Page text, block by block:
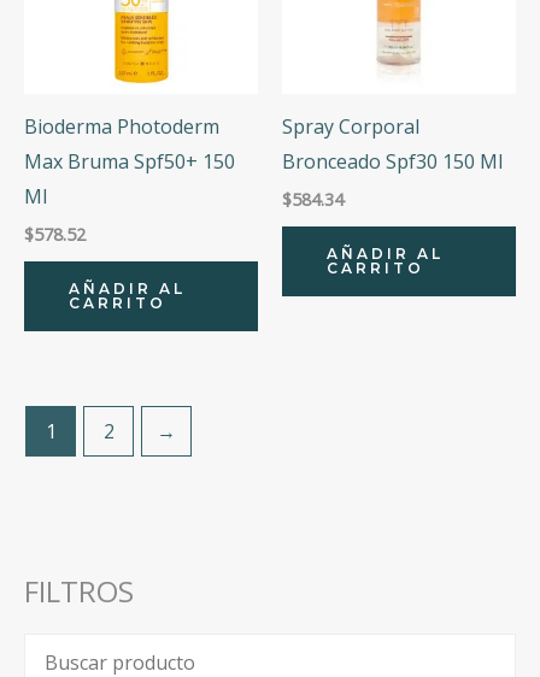
Bioderma Photoderm
Max Bruma Spf50+ 150
Ml
$578.52
AÑADIR AL
CARRITO
Spray Corporal
Bronceado Spf30 150 Ml
$584.34
AÑADIR AL
CARRITO
1 2 →
FILTROS